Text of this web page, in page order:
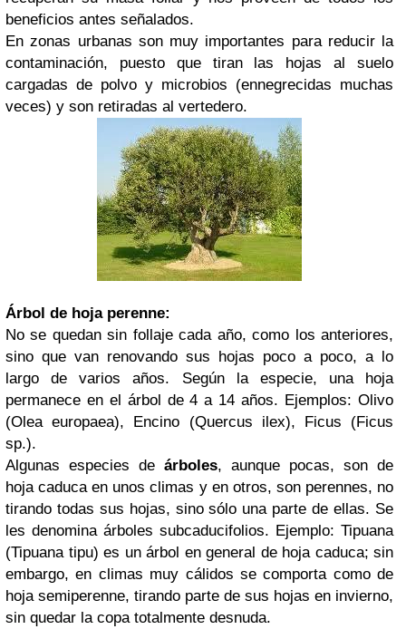
beneficios antes señalados.
En zonas urbanas son muy importantes para reducir la
contaminación, puesto que tiran las hojas al suelo
cargadas de polvo y microbios (ennegrecidas muchas
veces) y son retiradas al vertedero.
Árbol de hoja perenne:
No se quedan sin follaje cada año, como los anteriores,
sino que van renovando sus hojas poco a poco, a lo
largo de varios años. Según la especie, una hoja
permanece en el árbol de 4 a 14 años. Ejemplos: Olivo
(Olea europaea), Encino (Quercus ilex), Ficus (Ficus
sp.).
Algunas especies de árboles, aunque pocas, son de
hoja caduca en unos climas y en otros, son perennes, no
tirando todas sus hojas, sino sólo una parte de ellas. Se
les denomina árboles subcaducifolios. Ejemplo: Tipuana
(Tipuana tipu) es un árbol en general de hoja caduca; sin
embargo, en climas muy cálidos se comporta como de
hoja semiperenne, tirando parte de sus hojas en invierno,
sin quedar la copa totalmente desnuda.